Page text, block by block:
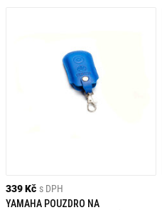
339 Kč s DPH
YAMAHA POUZDRO NA